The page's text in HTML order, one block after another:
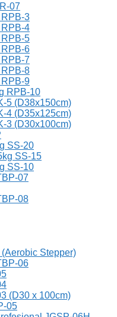
07
3
4
5
6
7
8
9
RPB-10
5 (D38x150cm)
4 (D35x125cm)
3 (D30x100cm)
SS-20
SS-15
SS-10
07
08
Stepper)
06
(D30 x 100cm)
05